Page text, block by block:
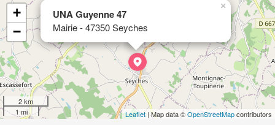
UNA Guyenne 47
Mairie - 47350 Seyches
×
+
−
2 km
1 mi
Leaflet | Map data ©OpenStreetMapcontributors